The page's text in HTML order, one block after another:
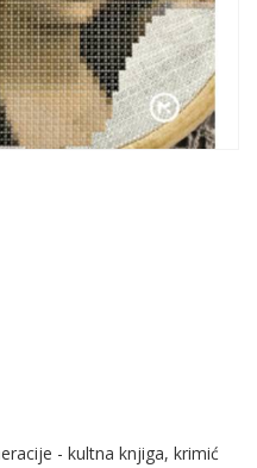
- kultna knjiga, krimić